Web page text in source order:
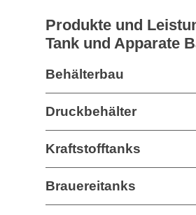
Produkte und
Tank und Apparate
Behälterbau
Druckbehälter
Kraftstofftanks
Brauereitanks